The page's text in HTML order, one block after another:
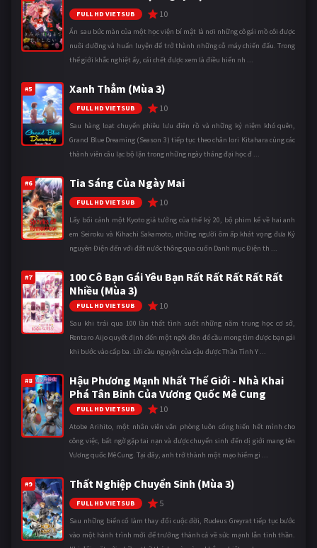
FULL HD VIETSUB 10
Ẩn sau bức màn của một học viện bí mật là nơi những cô gái mồ côi được
nuôi dưỡng và huấn luyện để trở thành những cỗ máy chiến đấu. Trong
thế giới khắc nghiệt ấy, cái chết được xem là điều hiển nh ...
#5 Xanh Thẳm (Mùa 3)
FULL HD VIETSUB 10
Sau hàng loạt chuyến phiêu lưu điên rồ và những kỷ niệm khó quên,
Grand Blue Dreaming (Season 3) tiếp tục theo chân Iori Kitahara cùng các
thành viên câu lạc bộ lặn trong những ngày tháng đại học đ ...
#6 Tia Sáng Của Ngày Mai
FULL HD VIETSUB 10
Lấy bối cảnh một Kyoto giả tưởng của thế kỷ 20, bộ phim kể về hai anh
em Seiroku và Kihachi Sakamoto, những người ôm ấp khát vọng đưa Kỷ
nguyên Điện đến với đất nước thông qua cuốn Danh mục Điện th ...
#7
100 Cô Bạn Gái Yêu Bạn Rất Rất Rất Rất Rất
Nhiều (Mùa 3)
FULL HD VIETSUB 10
Sau khi trải qua 100 lần thất tình suốt những năm trung học cơ sở,
Rentaro Aijo quyết định đến một ngôi đền để cầu mong tìm được bạn gái
khi bước vào cấp ba. Lời cầu nguyện của cậu được Thần Tình Y ...
#8
Hậu Phương Mạnh Nhất Thế Giới - Nhà Khai
Phá Tân Binh Của Vương Quốc Mê Cung
FULL HD VIETSUB 10
Atobe Arihito, một nhân viên văn phòng luôn cống hiến hết mình cho
công việc, bất ngờ gặp tai nạn và được chuyển sinh đến dị giới mang tên
Vương quốc Mê Cung. Tại đây, anh trở thành một mạo hiểm gi ...
#9 Thất Nghiệp Chuyển Sinh (Mùa 3)
FULL HD VIETSUB 5
Sau những biến cố làm thay đổi cuộc đời, Rudeus Greyrat tiếp tục bước
vào một hành trình mới để trưởng thành cả về sức mạnh lẫn tinh thần.